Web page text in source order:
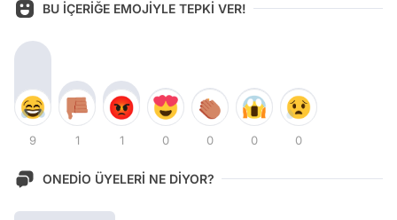
BU İÇERİĞE EMOJİYLE TEPKİ VER!
9 1 1 0 0 0 0
ONEDİO ÜYELERİ NE DİYOR?